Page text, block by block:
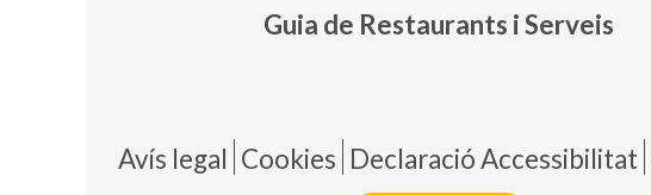
Guia de Restaurants i Serveis
Pie de
Avís legal Cookies Declaració Accessibilitat